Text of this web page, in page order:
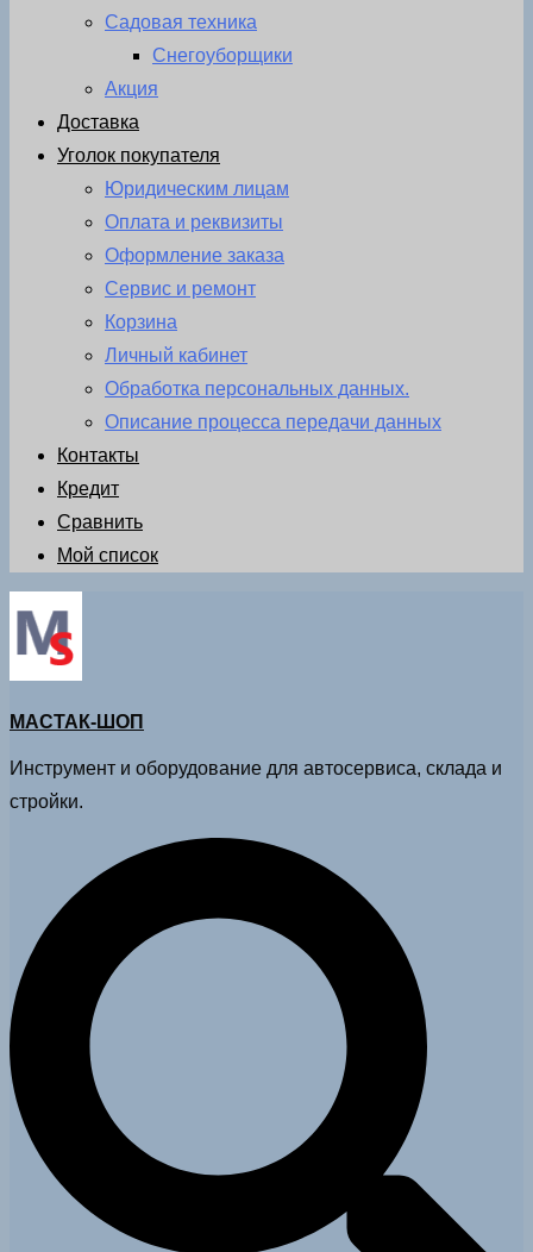
Садовая техника
Снегоуборщики
Акция
Доставка
Уголок покупателя
Юридическим лицам
Оплата и реквизиты
Оформление заказа
Сервис и ремонт
Корзина
Личный кабинет
Обработка персональных данных.
Описание процесса передачи данных
Контакты
Кредит
Сравнить
Мой список
МАСТАК-ШОП
Инструмент и оборудование для автосервиса, склада и
стройки.